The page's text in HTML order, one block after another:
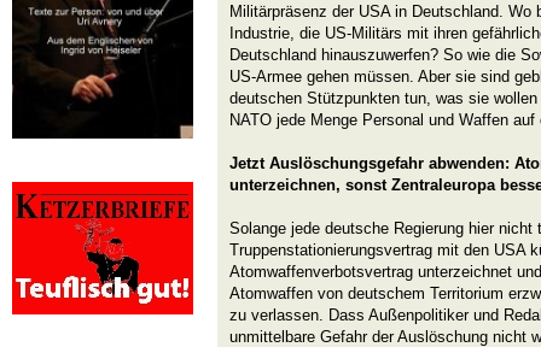
Militärpräsenz der USA in Deutschland. Wo
Industrie, die US-Militärs mit ihren
Deutschland hinauszuwerfen? So wie die
US-Armee gehen müssen. Aber sie sind
deutschen Stützpunkten tun, was sie
NATO jede Menge Personal und Waffen
Jetzt Auslöschungsgefahr abwenden:
unterzeichnen, sonst Zentraleuropa
Solange jede deutsche Regierung hier
Truppenstationierungsvertrag mit den USA
Atomwaffenverbotsvertrag unterzeichnet
Atomwaffen von deutschem Territorium
zu verlassen. Dass Außenpolitiker und
unmittelbare Gefahr der Auslöschung nicht